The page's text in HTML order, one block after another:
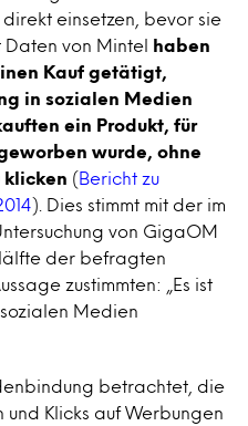
einsetzen, bevor sie
Daten von Mintel
haben
Kauf getätigt,
in sozialen Medien
ein Produkt, für
wurde, ohne
klicken ( Bericht zu
). Dies stimmt mit der im
von GigaOM
der befragten
zustimmten: „Es ist
Medien
betrachtet, die
Klicks auf Werbungen